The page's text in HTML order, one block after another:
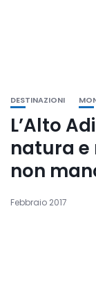
DESTINAZIONI
L’Alto
natura e
non
Febbraio 2017